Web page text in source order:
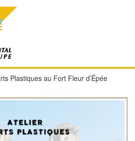
Plastiques au Fort Fleur d’Épée